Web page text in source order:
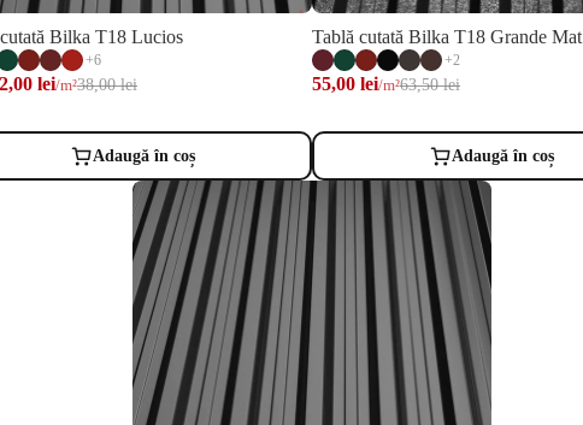
Bilka T18 Lucios
+6
lei/m²38,00 lei
Adaugă în coș
Tablă cutată Bilka T18 Grande Mat
+2
55,00 lei/m²63,50 lei
Adaugă în coș